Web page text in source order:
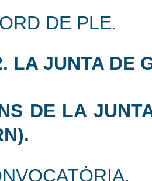
DE PLE.
LA JUNTA DE
DE LA